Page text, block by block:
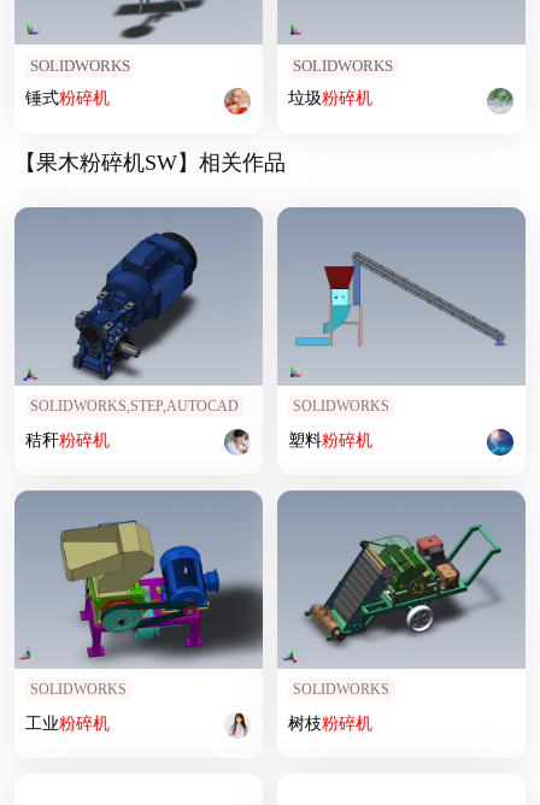
SOLIDWORKS
锤式粉碎机
SOLIDWORKS
垃圾粉碎机
【果木粉碎机SW】相关作品
SOLIDWORKS,STEP,AUTOCAD
秸秆粉碎机
SOLIDWORKS
塑料粉碎机
SOLIDWORKS
工业粉碎机
SOLIDWORKS
树枝粉碎机